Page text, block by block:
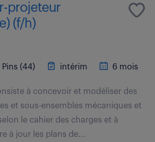
projeteur
(f/h)
Pins (44) intérim 6 mois
à concevoir et modéliser des
et sous-ensembles mécaniques et
le cahier des charges et à
à jour les plans de...